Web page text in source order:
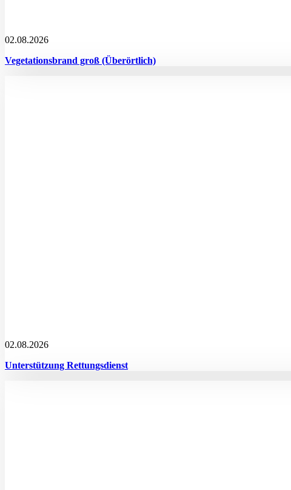
02.08.2026
Vegetationsbrand groß (Überörtlich)
02.08.2026
Unterstützung Rettungsdienst